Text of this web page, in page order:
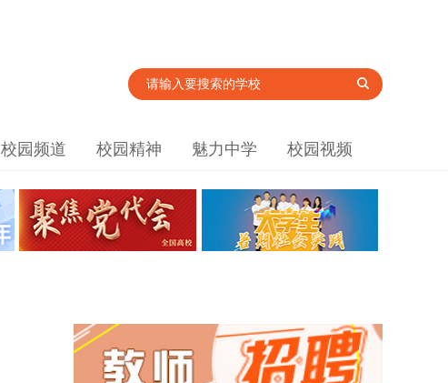
校园频道 校园精神 魅力中学 校园视频